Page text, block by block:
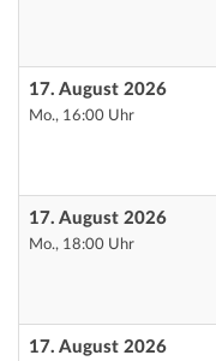
17. August 2026
Mo., 16:00 Uhr
17. August 2026
Mo., 18:00 Uhr
17. August 2026